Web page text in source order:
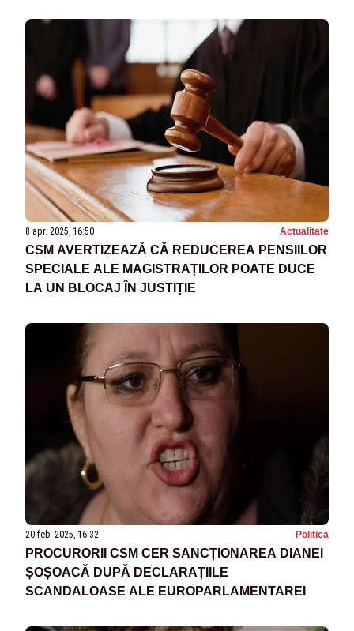
8 apr. 2025, 16:50 Actualitate
CSM AVERTIZEAZĂ CĂ REDUCEREA PENSIILOR
SPECIALE ALE MAGISTRAȚILOR POATE DUCE
LA UN BLOCAJ ÎN JUSTIȚIE
20 feb. 2025, 16:32 Politica
PROCURORII CSM CER SANCȚIONAREA DIANEI
ȘOȘOACĂ DUPĂ DECLARAȚIILE
SCANDALOASE ALE EUROPARLAMENTAREI